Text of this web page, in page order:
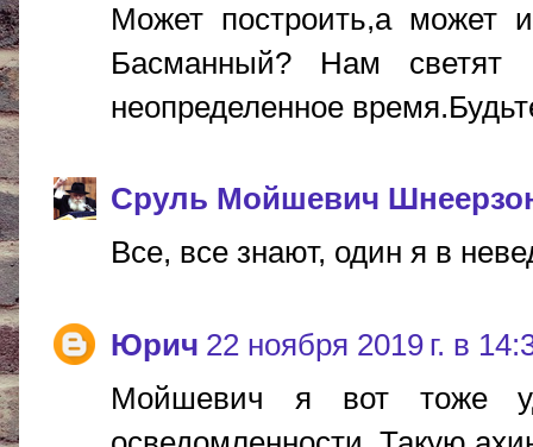
Может построить,а может
Басманный? Нам светят
неопределенное
Сруль Мойшевич
Все, все знают, один я в
Юрич 22 ноября 2019 г. в
Мойшевич я вот тоже